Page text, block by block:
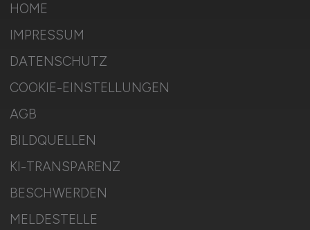
HOME
IMPRESSUM
DATENSCHUTZ
COOKIE-EINSTELLUNGEN
AGB
BILDQUELLEN
KI-TRANSPARENZ
BESCHWERDEN
MELDESTELLE